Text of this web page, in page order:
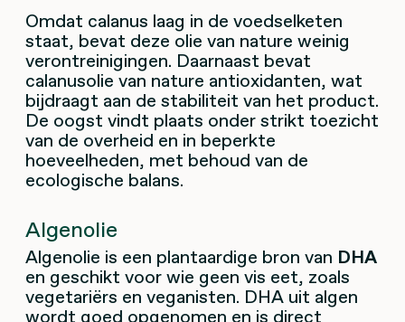
Omdat calanus laag in de voedselketen
staat, bevat deze olie van nature weinig
verontreinigingen. Daarnaast bevat
calanusolie van nature antioxidanten, wat
bijdraagt aan de stabiliteit van het product.
De oogst vindt plaats onder strikt toezicht
van de overheid en in beperkte
hoeveelheden, met behoud van de
ecologische balans.
Algenolie
Algenolie is een plantaardige bron van DHA
en geschikt voor wie geen vis eet, zoals
vegetariërs en veganisten. DHA uit algen
wordt goed opgenomen en is direct